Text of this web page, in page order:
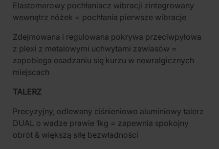
Elastomerowy pochłaniacz wibracji zintegrowany
wewnątrz nóżek = pochłania pierwsze wibracje
Zdejmowana i regulowana pokrywa przeciwpyłowa
z plexi z metalowymi uchwytami zawiasów =
zapobiega osadzaniu się kurzu w newralgicznych
miejscach
TALERZ
Precyzyjny, odlewany ciśnieniowo aluminiowy talerz
DUAL o wadze prawie 1kg = zapewnia spokojny
obrót & większą siłę bezwładności